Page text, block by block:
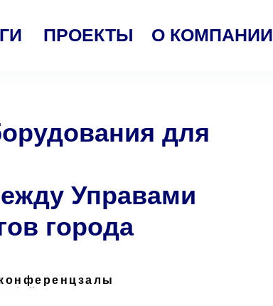
О КОМПАНИИ
ПРОЕКТЫ
для
Управами
города